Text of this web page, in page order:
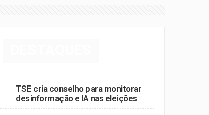
TSE cria conselho para monitorar
desinformação e IA nas eleições